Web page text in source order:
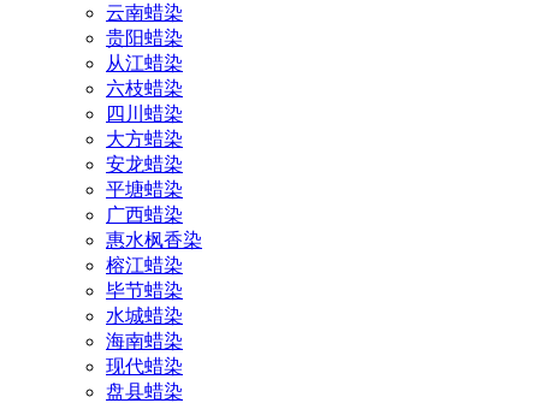
云南蜡染
贵阳蜡染
从江蜡染
六枝蜡染
四川蜡染
大方蜡染
安龙蜡染
平塘蜡染
广西蜡染
惠水枫香染
榕江蜡染
毕节蜡染
水城蜡染
海南蜡染
现代蜡染
盘县蜡染